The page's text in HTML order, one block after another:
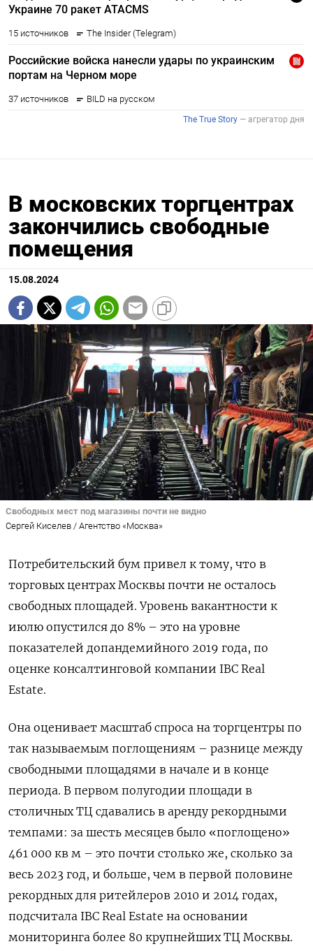
В московских торгцентрах
закончились свободные
помещения
15.08.2024
Свободных мест под магазины почти не видно
Сергей Киселев / Агентство «Москва»
Потребительский бум привел к тому, что в
торговых центрах Москвы почти не осталось
свободных площадей. Уровень вакантности к
июлю опустился до 8% – это на уровне
показателей допандемийного 2019 года, по
оценке консалтинговой компании IBC Real
Estate.
Она оценивает масштаб спроса на торгцентры по
так называемым поглощениям – разнице между
свободными площадями в начале и в конце
периода. В первом полугодии площади в
столичных ТЦ сдавались в аренду рекордными
темпами: за шесть месяцев было «поглощено»
461 000 кв м – это почти столько же, сколько за
весь 2023 год, и больше, чем в первой половине
рекордных для ритейлеров 2010 и 2014 годах,
подсчитала IBC Real Estate на основании
мониторинга более 80 крупнейших ТЦ Москвы.